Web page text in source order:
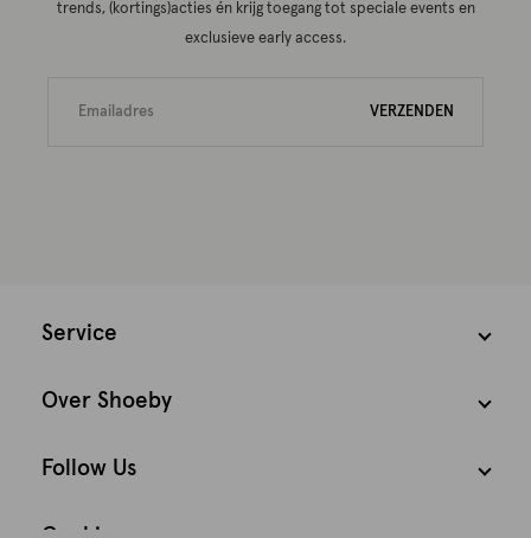
trends, (kortings)acties én krijg toegang tot speciale events en
exclusieve early access.
VERZENDEN
Service
Over Shoeby
Follow Us